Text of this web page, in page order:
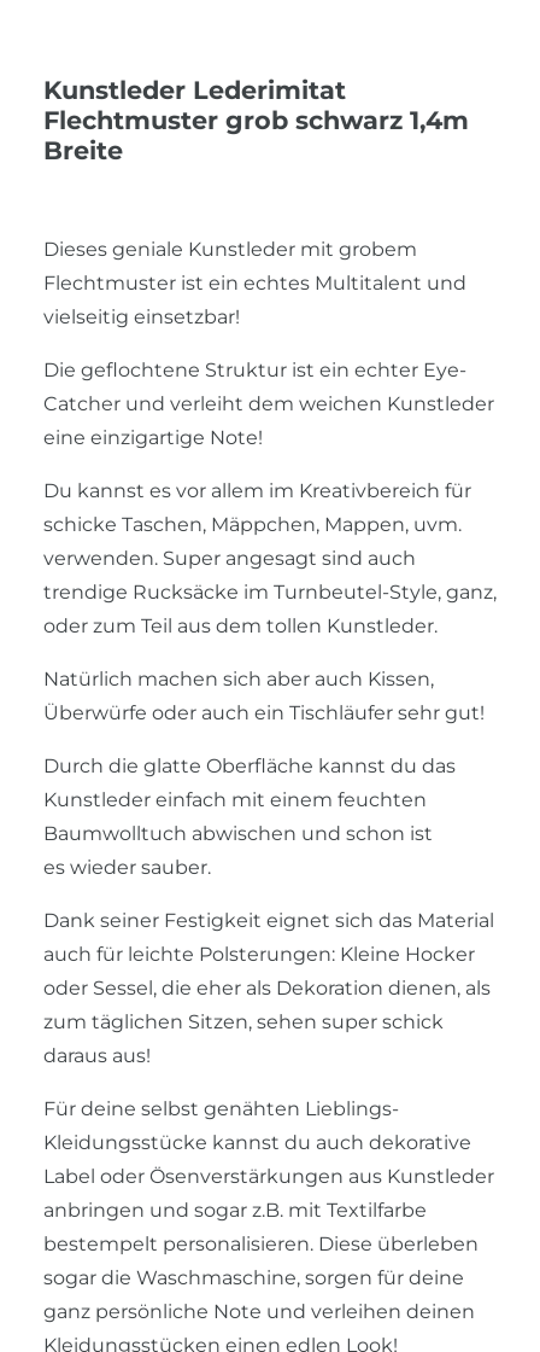
Kunstleder Lederimitat
Flechtmuster grob schwarz 1,4m
Breite
Dieses geniale Kunstleder mit grobem
Flechtmuster ist ein echtes Multitalent und
vielseitig einsetzbar!
Die geflochtene Struktur ist ein echter Eye-
Catcher und verleiht dem weichen Kunstleder
eine einzigartige Note!
Du kannst es vor allem im Kreativbereich für
schicke Taschen, Mäppchen, Mappen, uvm.
verwenden. Super angesagt sind auch
trendige Rucksäcke im Turnbeutel-Style, ganz,
oder zum Teil aus dem tollen Kunstleder.
Natürlich machen sich aber auch Kissen,
Überwürfe oder auch ein Tischläufer sehr gut!
Durch die glatte Oberfläche kannst du das
Kunstleder einfach mit einem feuchten
Baumwolltuch abwischen und schon ist
es wieder sauber.
Dank seiner Festigkeit eignet sich das Material
auch für leichte Polsterungen: Kleine Hocker
oder Sessel, die eher als Dekoration dienen, als
zum täglichen Sitzen, sehen super schick
daraus aus!
Für deine selbst genähten Lieblings-
Kleidungsstücke kannst du auch dekorative
Label oder Ösenverstärkungen aus Kunstleder
anbringen und sogar z.B. mit Textilfarbe
bestempelt personalisieren. Diese überleben
sogar die Waschmaschine, sorgen für deine
ganz persönliche Note und verleihen deinen
Kleidungsstücken einen edlen Look!